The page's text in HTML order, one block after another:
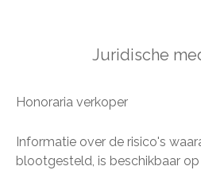
Juridische
Honoraria verkoper
Informatie over de risico's
blootgesteld, is beschikbaar